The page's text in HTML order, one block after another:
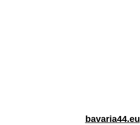
bavaria44.eu